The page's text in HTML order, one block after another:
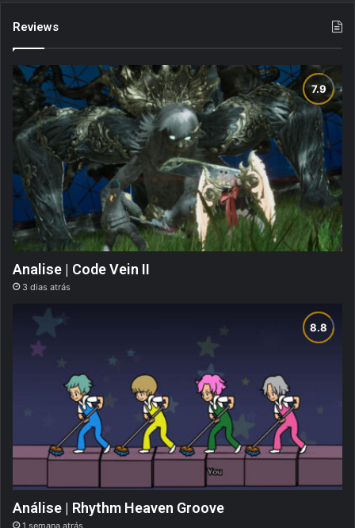
Reviews
Analise | Code Vein II
3 dias atrás
Análise | Rhythm Heaven Groove
1 semana atrás